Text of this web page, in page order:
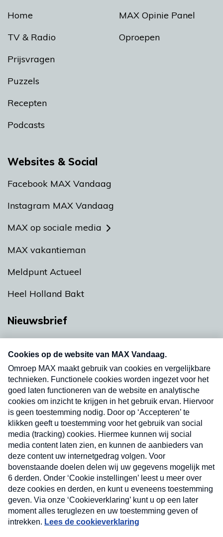
Home
TV & Radio
Prijsvragen
Puzzels
Recepten
Podcasts
MAX Opinie Panel
Oproepen
Websites & Social
Facebook MAX Vandaag
Instagram MAX Vandaag
MAX op sociale media
MAX vakantieman
Meldpunt Actueel
Heel Holland Bakt
Nieuwsbrief
nieuwsbrief. Elke vrijdag- en dinsdagochtend in
uw mailbox.
Verzend
Nieuwsbrief
Neem hier een gratis abonnement op onze
nieuwsbrief. Elke vrijdag- en dinsdagochtend in uw